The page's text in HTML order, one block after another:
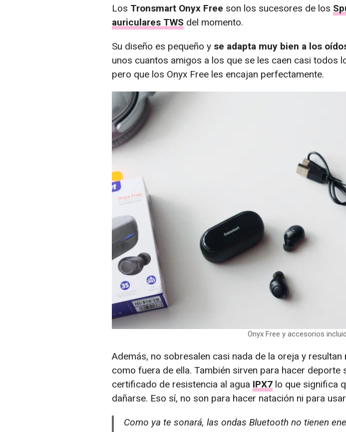
Los Tronsmart Onyx Free son los sucesores de los
auriculares TWS del momento.
Su diseño es pequeño y se adapta muy bien a los
unos cuantos amigos a los que se les caen casi todos
pero que los Onyx Free les encajan perfectamente.
Onyx Free y accesorios
Además, no sobresalen casi nada de la oreja y resultan
como fuera de ella. También sirven para hacer deporte
certificado de resistencia al agua IPX7 lo que significa
dañarse. Eso sí, no son para hacer natación ni para
Como ya te sonará, las ondas Bluetooth no tienen